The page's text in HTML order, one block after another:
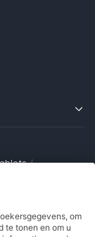
/
/
om
te tonen en om u